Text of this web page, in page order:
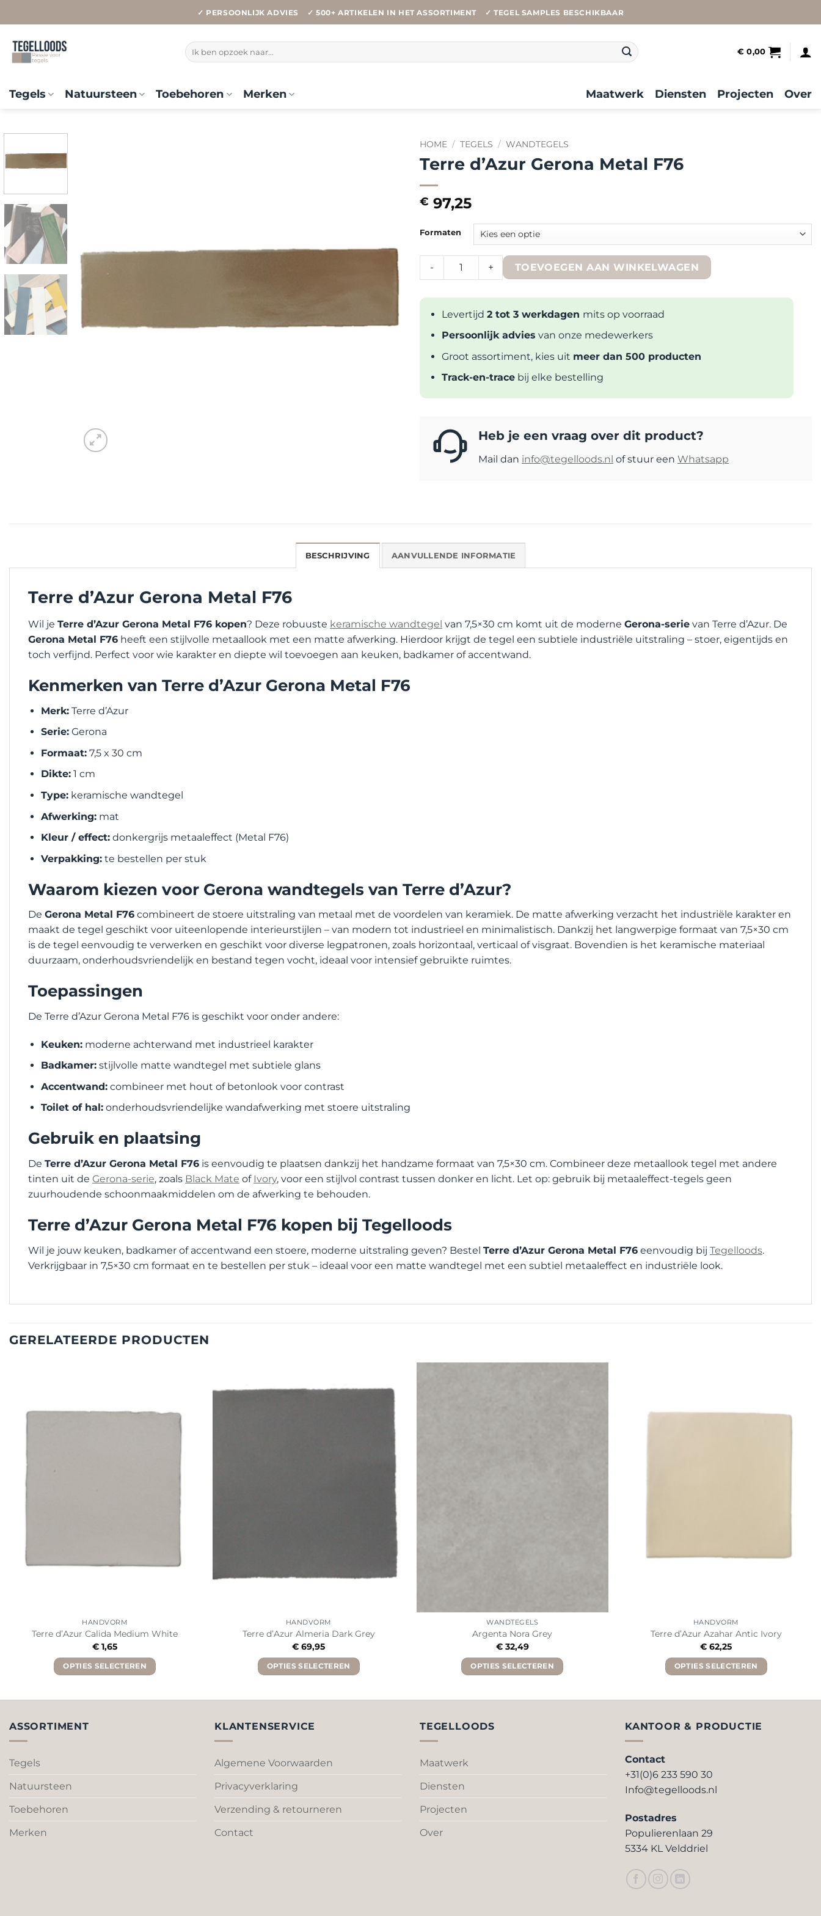
naar
inhoud
✓ PERSOONLIJK ADVIES ✓ 500+ ARTIKELEN IN HET ASSORTIMENT ✓ TEGEL SAMPLES BESCHIKBAAR
Zoeken
naar:
€ 0,00
Tegels Natuursteen Toebehoren Merken Maatwerk Diensten Projecten Over
HOME / TEGELS / WANDTEGELS
Terre d’Azur Gerona Metal F76
€ 97,25
Formaten
Terre d'Azur Gerona Metal F76 quantity
- + TOEVOEGEN AAN WINKELWAGEN
Levertijd 2 tot 3 werkdagen mits op voorraad
Persoonlijk advies van onze medewerkers
Groot assortiment, kies uit meer dan 500 producten
Track-en-tracebij elke bestelling
Heb je een vraag over dit product?
Mail dan info@tegelloods.nl of stuur een Whatsapp
BESCHRIJVING AANVULLENDE INFORMATIE
Terre d’Azur Gerona Metal F76
Wil je Terre d’Azur Gerona Metal F76 kopen? Deze robuuste keramische wandtegel van 7,5×30 cm komt uit de moderne Gerona-serie van Terre d’Azur. De
Gerona Metal F76 heeft een stijlvolle metaallook met een matte afwerking. Hierdoor krijgt de tegel een subtiele industriële uitstraling – stoer, eigentijds en
toch verfijnd. Perfect voor wie karakter en diepte wil toevoegen aan keuken, badkamer of accentwand.
Kenmerken van Terre d’Azur Gerona Metal F76
Merk:Terre d’Azur
Serie:Gerona
Formaat:7,5 x 30 cm
Dikte:1 cm
Type:keramische wandtegel
Afwerking:mat
Kleur / effect:donkergrijs metaaleffect (Metal F76)
Verpakking:te bestellen per stuk
Waarom kiezen voor Gerona wandtegels van Terre d’Azur?
De Gerona Metal F76 combineert de stoere uitstraling van metaal met de voordelen van keramiek. De matte afwerking verzacht het industriële karakter en
maakt de tegel geschikt voor uiteenlopende interieurstijlen – van modern tot industrieel en minimalistisch. Dankzij het langwerpige formaat van 7,5×30 cm
is de tegel eenvoudig te verwerken en geschikt voor diverse legpatronen, zoals horizontaal, verticaal of visgraat. Bovendien is het keramische materiaal
duurzaam, onderhoudsvriendelijk en bestand tegen vocht, ideaal voor intensief gebruikte ruimtes.
Toepassingen
De Terre d’Azur Gerona Metal F76 is geschikt voor onder andere:
Keuken:moderne achterwand met industrieel karakter
Badkamer:stijlvolle matte wandtegel met subtiele glans
Accentwand:combineer met hout of betonlook voor contrast
Toilet of hal:onderhoudsvriendelijke wandafwerking met stoere uitstraling
Gebruik en plaatsing
De Terre d’Azur Gerona Metal F76 is eenvoudig te plaatsen dankzij het handzame formaat van 7,5×30 cm. Combineer deze metaallook tegel met andere
tinten uit de Gerona-serie, zoals Black Mate of Ivory, voor een stijlvol contrast tussen donker en licht. Let op: gebruik bij metaaleffect-tegels geen
zuurhoudende schoonmaakmiddelen om de afwerking te behouden.
Terre d’Azur Gerona Metal F76 kopen bij Tegelloods
Wil je jouw keuken, badkamer of accentwand een stoere, moderne uitstraling geven? Bestel Terre d’Azur Gerona Metal F76 eenvoudig bij Tegelloods.
Verkrijgbaar in 7,5×30 cm formaat en te bestellen per stuk – ideaal voor een matte wandtegel met een subtiel metaaleffect en industriële look.
GERELATEERDE PRODUCTEN
HANDVORM
Terre d’Azur Calida Medium White
€ 1,65
OPTIES SELECTEREN
op
HANDVORM
Terre d’Azur Almeria Dark Grey
€ 69,95
OPTIES SELECTEREN
meerdere
optie
worden
op
WANDTEGELS
Argenta Nora Grey
€32,49
OPTIES SELECTEREN
op
HANDVORM
Terre d’Azur Azahar Antic Ivory
€ 62,25
OPTIES SELECTEREN
meerdere
gekozen
ASSORTIMENT
Tegels
Natuursteen
Toebehoren
Merken
KLANTENSERVICE
Algemene Voorwaarden
Privacyverklaring
Verzending & retourneren
Contact
TEGELLOODS
Maatwerk
Diensten
Projecten
Over
KANTOOR & PRODUCTIE
Contact
+31(0)6 233 590 30
Info@tegelloods.nl
Postadres
Populierenlaan 29
5334 KL Velddriel